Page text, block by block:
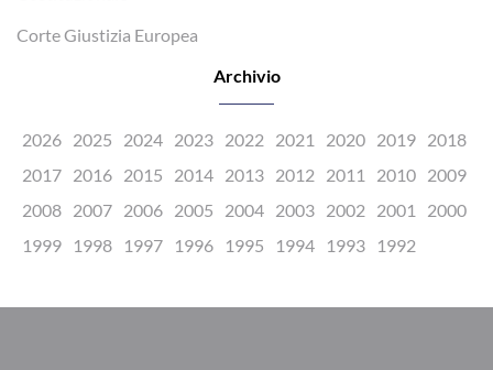
Corte Giustizia Europea
Archivio
2026 2025 2024 2023 2022 2021 2020 2019 2018
2017 2016 2015 2014 2013 2012 2011 2010 2009
2008 2007 2006 2005 2004 2003 2002 2001
2000
1999
1998 1997 1996 1995 1994 1993 1992